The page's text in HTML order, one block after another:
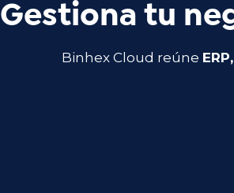
Gestiona tu
Binhex Cloud reúne